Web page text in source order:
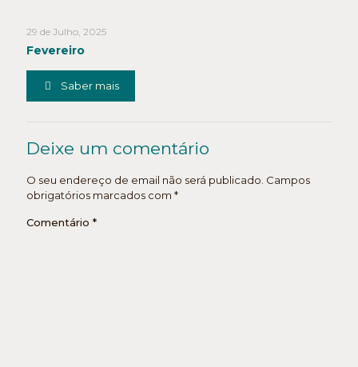
29 de Julho, 2025
Fevereiro
Saber mais
Deixe um comentário
O seu endereço de email não será publicado. Campos
obrigatórios marcados com *
Comentário *